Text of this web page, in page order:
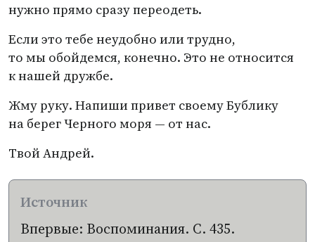
нужно прямо сразу переодеть.
Если это тебе неудобно или трудно,
то мы обойдемся, конечно. Это не относится
к нашей дружбе.
Жму руку. Напиши привет своему Бублику
на берег Черного моря — от нас.
Твой Андрей.
Впервые: Воспоминания. С. 435.